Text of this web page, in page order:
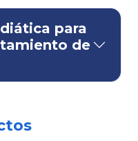
para
de